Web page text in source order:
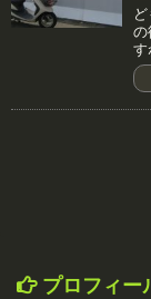
の
す
プロフィー